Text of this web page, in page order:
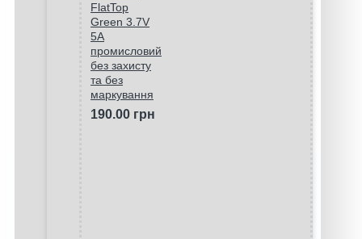
FlatTop
Green 3.7V
5A
промисловий
без захисту
та без
маркування
190.00 грн